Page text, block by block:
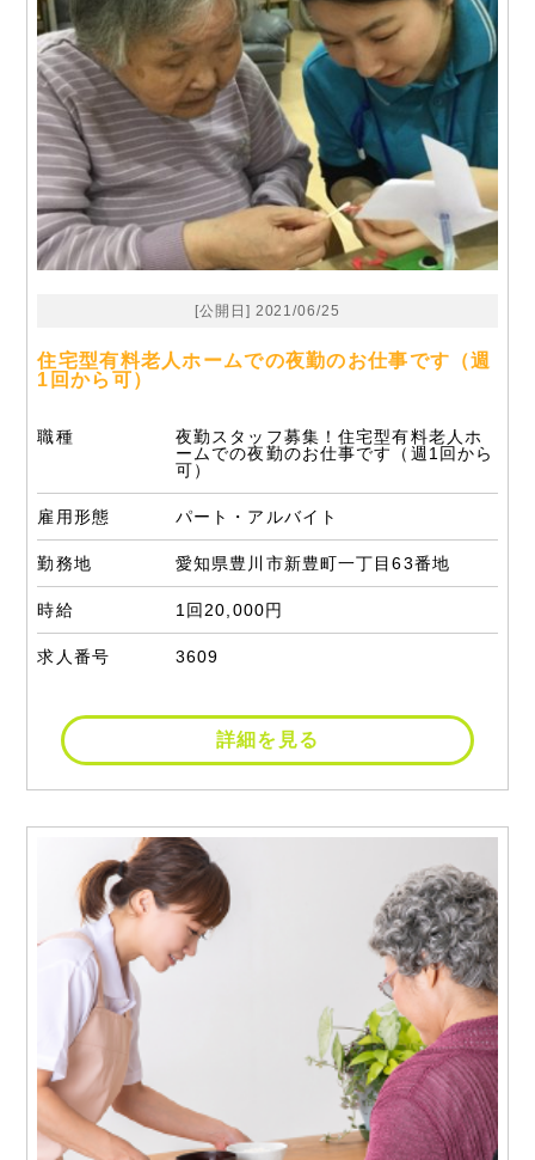
[公開日] 2021/06/25
住宅型有料老人ホームでの夜勤のお仕事です（週
1回から可）
職種
夜勤スタッフ募集！住宅型有料老人ホ
ームでの夜勤のお仕事です（週1回から
可）
雇用形態 パート・アルバイト
勤務地 愛知県豊川市新豊町一丁目63番地
時給 1回20,000円
求人番号 3609
詳細を見る